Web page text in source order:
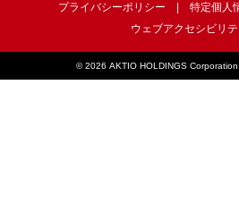
プライバシーポリシー
特定個人
ウェブアクセシビリ
©2026 AKTIO HOLDINGS